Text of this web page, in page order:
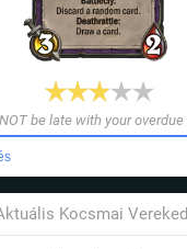
be late with your overdue
Kocsmai